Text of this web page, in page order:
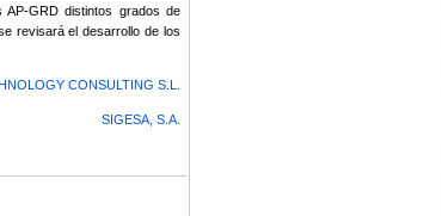
AP-GRD distintos grados de
revisará el desarrollo de los
CONSULTING S.L.
SIGESA, S.A.